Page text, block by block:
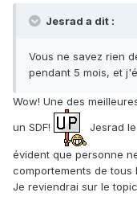
Jesrad a dit :
Vous ne savez rien
pendant 5 mois, et
Wow! Une des
un SDF!
Jesrad
évident que personne
comportements de tous
Je reviendrai sur le